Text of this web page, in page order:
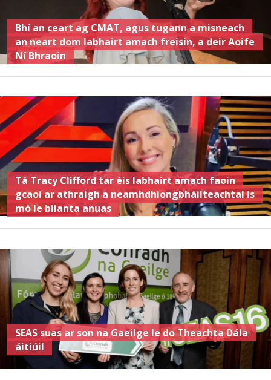
Bhí an ceart ag CMAT, agus tugann a misneach
an neart dom labhairt amach freisin, a deir Aoife
Ní Bhraoin
Tá Tracy Clifford tar éis labhairt amach faoin
gcaoi ar athraigh a neamhdhiongbháilteachtaí is
mó le blianta anuas
SEAS suas ar son na Gaeilge le do Theachta Dála
áitiúil